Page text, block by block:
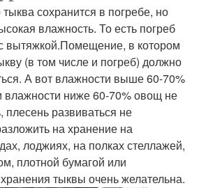
сохранится в погребе, но
влажность. То есть погреб
вытяжкой.Помещение, в котором
(в том числе и погреб) должно
А вот влажности выше 60-70%
ниже 60-70% овощ не
плесень развиваться не
на хранение на
лоджиях, на полках стеллажей,
плотной бумагой или
тыквы очень желательна.